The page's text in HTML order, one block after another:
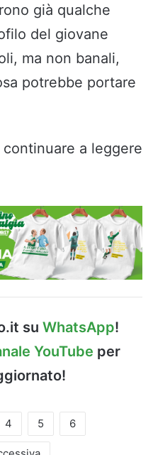
già qualche
del giovane
ma non banali,
potrebbe portare
a leggere
su WhatsApp!
YouTube per
4 5 6